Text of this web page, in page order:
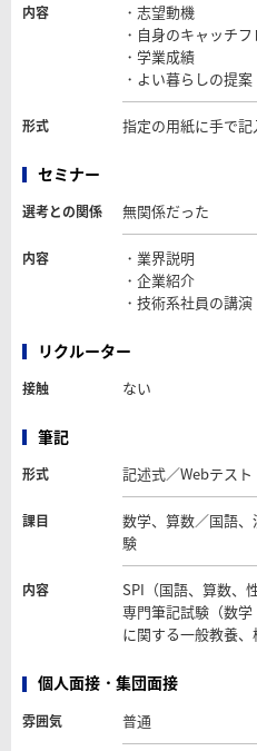
内容
・志望動機
・自身のキャッチ
・学業成績
・よい暮らしの提案
形式 指定の用紙に手で記
セミナー
選考との関係 無関係だった
内容
・業界説明
・企業紹介
・技術系社員の講演
リクルーター
接触 ない
筆記
形式 記述式／Webテスト
課目
数学、算数／国語
験
内容
SPI（国語、算数、性
専門筆記試験（数
に関する一般教養、
個人面接・集団面接
雰囲気 普通